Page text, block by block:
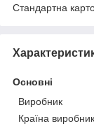
Стандартна
Основні
Виробник
Країна виробник